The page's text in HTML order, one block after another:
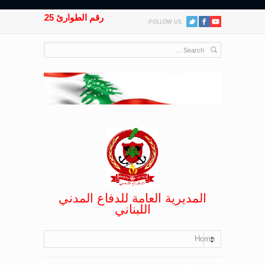
FOLLOW US: رقم الطوارئ 125
المديرية العامة للدفاع المدني
اللبناني
Home